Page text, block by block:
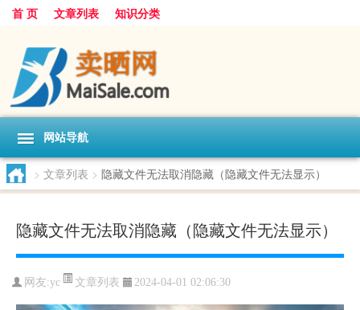
首 页 文章列表 知识分类
网站导航
> 文章列表 > 隐藏文件无法取消隐藏（隐藏文件无法显示）
隐藏文件无法取消隐藏（隐藏文件无法显示）
网友:yc 文章列表 2024-04-01 02:06:30